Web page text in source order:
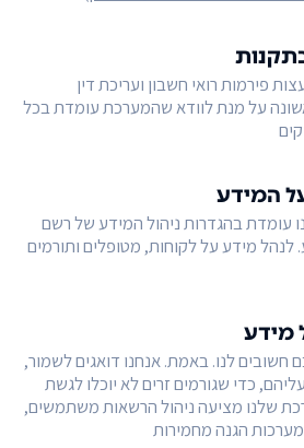
פירמות רואי חשבון ועריכת דין
על מנת לוודא שהמערכת עומדת בכל
המידע
עומדת בהגדרות ניהול המידע של רשם
לנהל מידע על לקוחות, מטופלים ותורמים
מידע
חשובים לנו. באמת. אנחנו דואגים לשמור,
כדי שגורמים זרים לא יוכלו לגשת
שלנו מציעה ניהול הרשאות משתמשים,
הגנה מחמירות